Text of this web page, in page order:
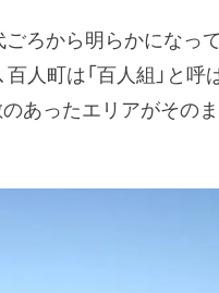
ごろから明らかになっ
人町は「百人組」と
あったエリアがその